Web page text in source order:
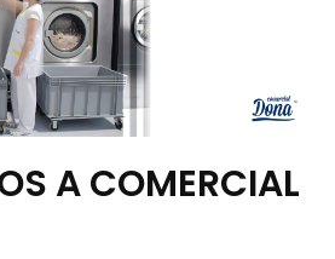
A COMERCIAL